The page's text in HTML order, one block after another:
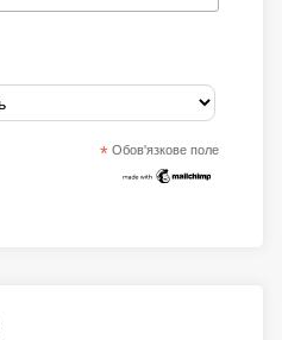
* Обов'язкове поле